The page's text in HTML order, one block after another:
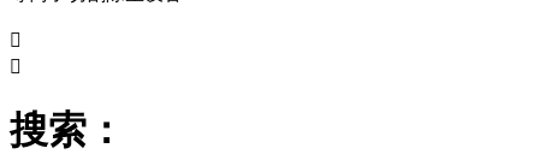


搜索：